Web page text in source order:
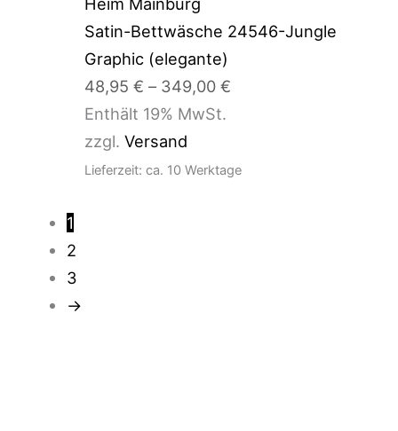
Satin-Bettwäsche 24546-Jungle
Graphic (elegante)
48,95 € – 349,00 €
349,00 €
Enthält 19% MwSt.
zzgl. Versand
Lieferzeit: ca. 10 Werktage
1
2
3
→